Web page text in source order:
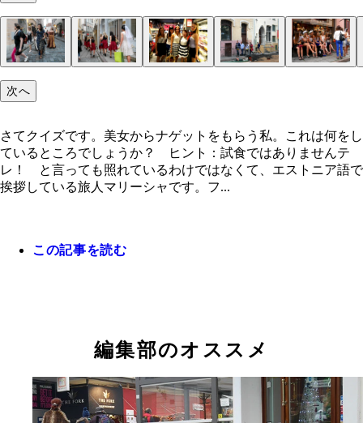
も少し暑く夏っぽさを感じる
こう見えてＩＴ大国。エストニア出身のクールな
トアップや起業家のことを「エストニアマフィア
ぶそう
ラー軍団。彼女たちはワッフルコーンやイチゴを
いた
次へ
さてクイズです。美女からナゲットをもらう私。これは何をし
ているところでしょうか？ ヒント：試食ではありませんテ
レ！ と言っても照れているわけではなくて、エストニア語で
挨拶している旅人マリーシャです。フ...
この記事を読む
編集部のオススメ